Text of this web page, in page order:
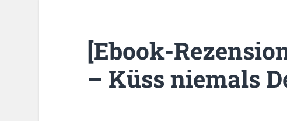
[Ebook-
– Küss niemals